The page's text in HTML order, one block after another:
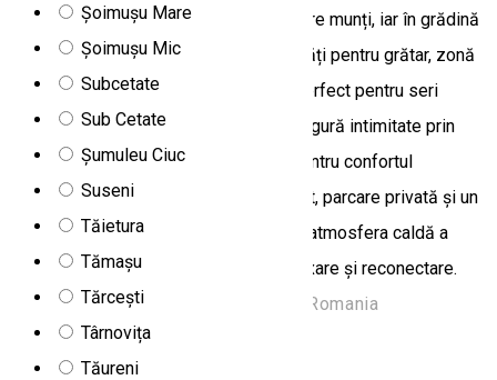
Șoimușu Mare
Șoimușu Mic
Subcetate
Sub Cetate
Șumuleu Ciuc
Suseni
Tăietura
Tămașu
Tărcești
Târnovița
Tăureni
Balconul oferă o priveliște superbă către munți, iar în grădină
vă așteaptă mobilier de exterior, facilități pentru grătar, zonă
de picnic și un șemineu în aer liber – perfect pentru seri
liniștite în mijlocul naturii. Casa Alex asigură intimitate prin
intrare separată și izolare fonică, iar pentru confortul
oaspeților sunt disponibile Wi-Fi gratuit, parcare privată și un
lounge comun. Apropierea de natură și atmosfera caldă a
locului creează cadrul ideal pentru relaxare și reconectare.
Str. Centru Nr 97, Gălăuțaș 537120, Romania
Apartament